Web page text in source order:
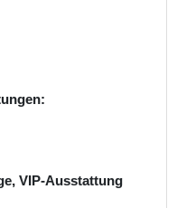
VIP-Ausstattung